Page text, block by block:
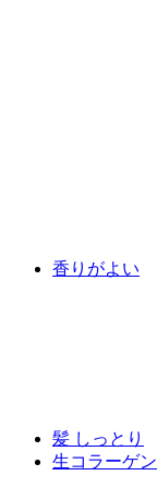
香りがよい
髪 しっとり
生コラーゲン